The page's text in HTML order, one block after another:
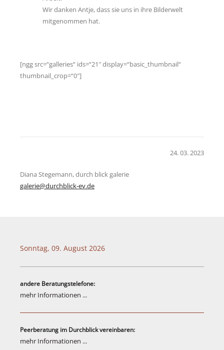
Wir danken Antje, dass sie uns in ihre Bilderwelt
mitgenommen hat.
[ngg src=“galleries“ ids=“21″ display=“basic_thumbnail“
thumbnail_crop=“0″]
24. 03. 2023
Diana Stegemann, durch blick galerie
galerie@durchblick-ev.de
Sonntag, 09. August 2026
andere Beratungstelefone:
mehr Informationen ...
Peerberatung im Durchblick vereinbaren:
mehr Informationen ...